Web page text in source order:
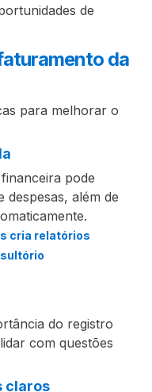
de
da
para melhorar o
pode
despesas, além de
cria relatórios
do registro
com questões
claros